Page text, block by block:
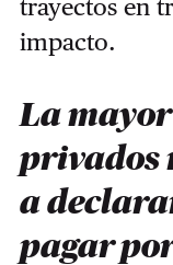
trayectos en
impacto.
La
privados
a
pagar